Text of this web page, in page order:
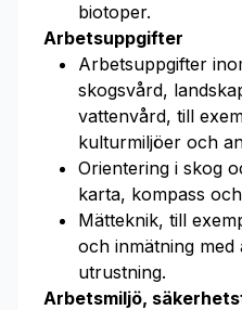
biotoper.
Arbetsuppgifter
Arbetsuppgifter
skogsvård,
vattenvård, till
kulturmiljöer och
Orientering i skog
karta, kompass
Mätteknik, till
och inmätning med
utrustning.
Arbetsmiljö,